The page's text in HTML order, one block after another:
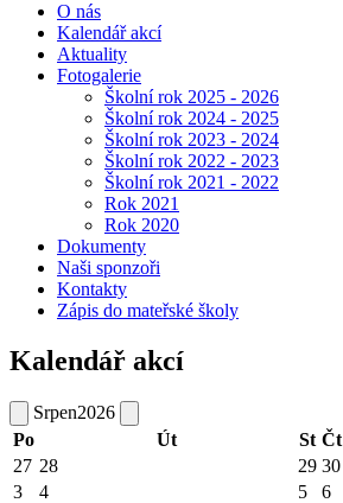
O nás
Kalendář akcí
Aktuality
Fotogalerie
Školní rok 2025 - 2026
Školní rok 2024 - 2025
Školní rok 2023 - 2024
Školní rok 2022 - 2023
Školní rok 2021 - 2022
Rok 2021
Rok 2020
Dokumenty
Naši sponzoři
Kontakty
Zápis do mateřské školy
Kalendář akcí
Srpen2026
Po
Út St Čt
27 28 29 30
3
4 5 6